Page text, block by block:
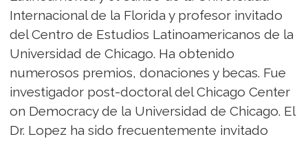
Internacional de la Florida y profesor invitado
del Centro de Estudios Latinoamericanos de la
Universidad de Chicago. Ha obtenido
numerosos premios, donaciones y becas. Fue
investigador post-doctoral del Chicago Center
on Democracy de la Universidad de Chicago. El
Dr. Lopez ha sido frecuentemente invitado